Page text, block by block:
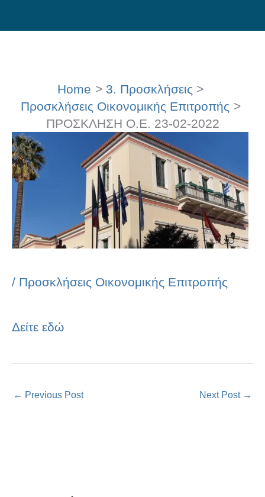
to
Home
3. Προσκλήσεις
Προσκλήσεις Οικονομικής Επιτροπής
ΠΡΟΣΚΛΗΣΗ Ο.Ε. 23-02-2022
/ Προσκλήσεις Οικονομικής Επιτροπής
Δείτε εδώ
← Previous Post Next Post →